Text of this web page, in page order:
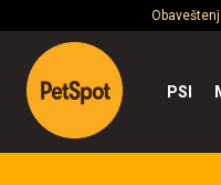
PSI